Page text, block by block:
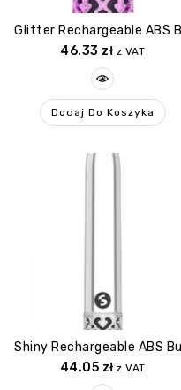
46.33 zł z VAT
Dodaj Do Koszyka
44.05 zł z VAT